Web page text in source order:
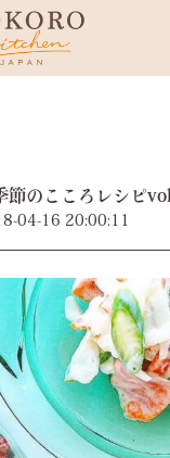
節のこころレシピ
04-16 20:00:11